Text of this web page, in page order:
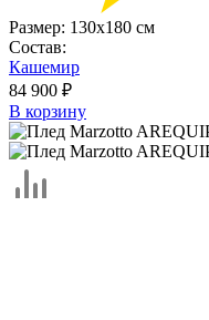
Размер: 130х180 см
Состав:
Кашемир
84 900 ₽
В корзину